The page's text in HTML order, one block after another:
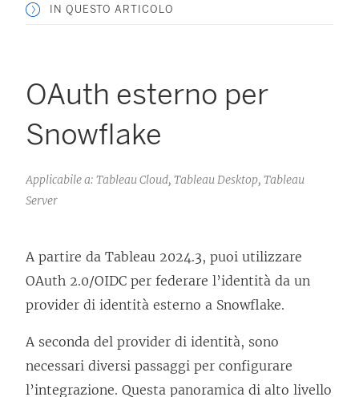
IN QUESTO ARTICOLO
OAuth esterno per
Snowflake
Applicabile a: Tableau Cloud, Tableau Desktop, Tableau
Server
A partire da Tableau 2024.3, puoi utilizzare
OAuth 2.0/OIDC per federare l’identità da un
provider di identità esterno a Snowflake.
A seconda del provider di identità, sono
necessari diversi passaggi per configurare
l’integrazione. Questa panoramica di alto livello